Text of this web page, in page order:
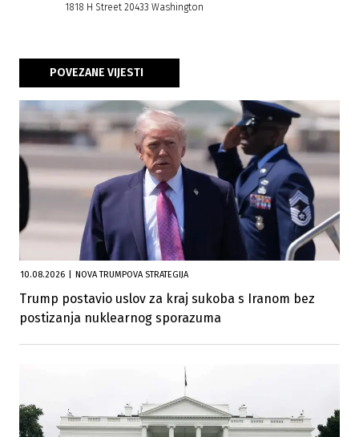
1818 H Street 20433 Washington
POVEZANE VIJESTI
10.08.2026 NOVA TRUMPOVA STRATEGIJA
Trump postavio uslov za kraj sukoba s Iranom bez
postizanja nuklearnog sporazuma